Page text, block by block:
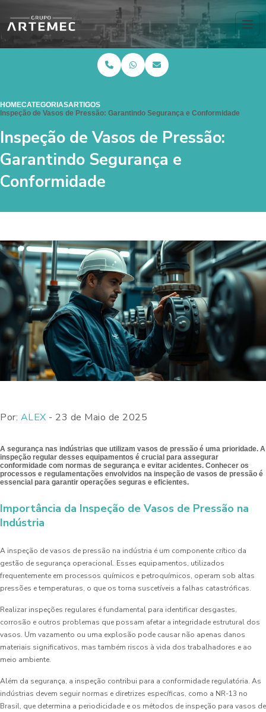
HOMECATEGORIASARTIGOS
Inspeção de Vasos de Pressão: Garantindo Segurança e Conformidade
Inspeção de Vasos de Pressão:
Garantindo Segurança e
Conformidade
Por: ALEX - 23 de Maio de 2025
A segurança nas indústrias que utilizam vasos de pressão é uma prioridade. A
inspeção regular desses equipamentos é crucial para assegurar
conformidade com normas de segurança e evitar acidentes. Conhecer os
processos e regulamentações envolvidos na inspeção de vasos de pressão é
essencial para garantir operações seguras e eficientes.
Importância da Inspeção de Vasos de Pressão na
Indústria
A inspeção de vasos de pressão na indústria é um componente crítico da
gestão de segurança operacional. Esses equipamentos, utilizados
frequentemente em processos químicos e petroquímicos, operam sob altas
pressões e temperaturas, o que os torna suscetíveis a falhas catastróficas.
Realizar inspeções regulares é fundamental para identificar desgastes,
corrosão e outros problemas que possam afetar a integridade estrutural dos
vasos. Um vazamento ou uma explosão pode causar não apenas danos
materiais significativos, mas também riscos à vida dos trabalhadores e ao
meio ambiente.
Além da segurança, a inspeção contribui para a conformidade regulatória. As
indústrias devem seguir normas e diretrizes específicas, como a NR-13 no
Brasil, que determina a periodicidade e os métodos de inspeção para vasos de